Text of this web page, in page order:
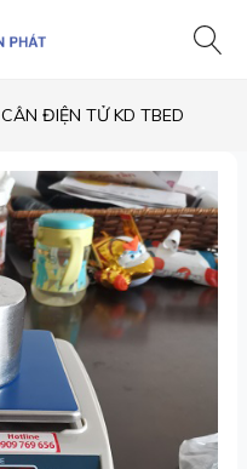
CÂN ĐIỆN TỬ KD TBED